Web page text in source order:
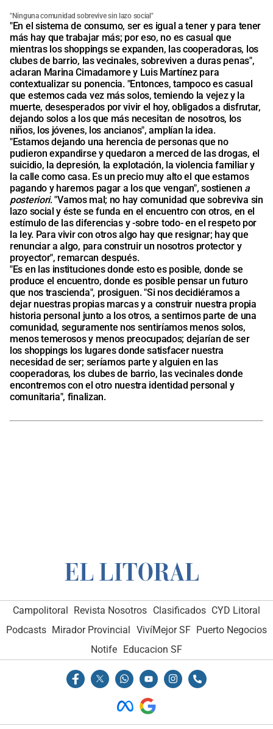
"Ninguna comunidad sobrevive sin lazo social"
"En el sistema de consumo, ser es igual a tener y para tener
más hay que trabajar más; por eso, no es casual que
mientras los shoppings se expanden, las cooperadoras, los
clubes de barrio, las vecinales, sobreviven a duras penas",
aclaran Marina Cimadamore y Luis Martínez para
contextualizar su ponencia. "Entonces, tampoco es casual
que estemos cada vez más solos, temiendo la vejez y la
muerte, desesperados por vivir el hoy, obligados a disfrutar,
dejando solos a los que más necesitan de nosotros, los
niños, los jóvenes, los ancianos", amplían la idea.
"Estamos dejando una herencia de personas que no
pudieron expandirse y quedaron a merced de las drogas, el
suicidio, la depresión, la explotación, la violencia familiar y
la calle como casa. Es un precio muy alto el que estamos
pagando y haremos pagar a los que vengan", sostienen a
posteriori. "Vamos mal; no hay comunidad que sobreviva sin
lazo social y éste se funda en el encuentro con otros, en el
estímulo de las diferencias y -sobre todo- en el respeto por
la ley. Para vivir con otros algo hay que resignar; hay que
renunciar a algo, para construir un nosotros protector y
proyector", remarcan después.
"Es en las instituciones donde esto es posible, donde se
produce el encuentro, donde es posible pensar un futuro
que nos trascienda", prosiguen. "Si nos decidiéramos a
dejar nuestras propias marcas y a construir nuestra propia
historia personal junto a los otros, a sentirnos parte de una
comunidad, seguramente nos sentiríamos menos solos,
menos temerosos y menos preocupados; dejarían de ser
los shoppings los lugares donde satisfacer nuestra
necesidad de ser; seríamos parte y alguien en las
cooperadoras, los clubes de barrio, las vecinales donde
encontremos con el otro nuestra identidad personal y
comunitaria", finalizan.
Campolitoral Revista Nosotros Clasificados CYD Litoral
Podcasts Mirador Provincial VivíMejor SF Puerto Negocios
Notife Educacion SF
Campolitoral Revista Nosotros Clasificados CYD Litoral
Podcasts Mirador Provincial VivíMejor SF Puerto Negocios
Notife Educacion SF